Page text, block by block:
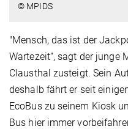
© MPIDS
"Mensch, das ist der
Wartezeit“, sagt der junge
Clausthal zusteigt. Sein
deshalb fährt er seit
EcoBus zu seinem Kiosk
Bus hier immer